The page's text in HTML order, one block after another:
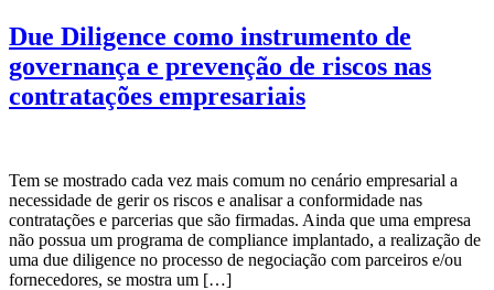
Due Diligence como instrumento de
governança e prevenção de riscos nas
contratações empresariais
Tem se mostrado cada vez mais comum no cenário empresarial a
necessidade de gerir os riscos e analisar a conformidade nas
contratações e parcerias que são firmadas. Ainda que uma empresa
não possua um programa de compliance implantado, a realização de
uma due diligence no processo de negociação com parceiros e/ou
fornecedores, se mostra um […]